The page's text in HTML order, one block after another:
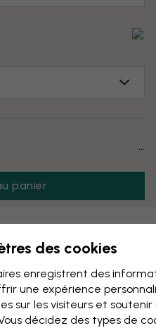
...
panier
des cookies
enregistrent des
une expérience
sur les visiteurs et soutenir
décidez des types de